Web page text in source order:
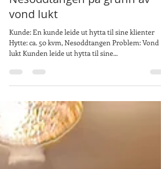
Ozonbehandling av en hytte i
Nesoddtangen på grunn av
vond lukt
Kunde: En kunde leide ut hytta til sine klienter
lukt Kunden leide ut hytta til sine...